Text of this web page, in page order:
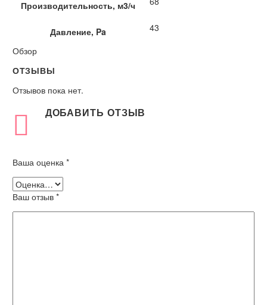
Производительность, м3/ч
Давление, Pa
43
Обзор
ОТЗЫВЫ
Отзывов пока нет.
ДОБАВИТЬ ОТЗЫВ
Ваша оценка *
Ваш отзыв *